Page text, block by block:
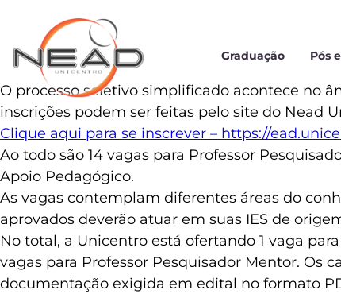
Graduação Pós
O processo seletivo simplificado acontece no
inscrições podem ser feitas pelo site do Nead
Clique aqui para se inscrever – https://
Ao todo são 14 vagas para Professor
Apoio Pedagógico.
As vagas contemplam diferentes áreas do
aprovados deverão atuar em suas IES de
No total, a Unicentro está ofertando 1 vaga
vagas para Professor Pesquisador Mentor. Os
documentação exigida em edital no formato